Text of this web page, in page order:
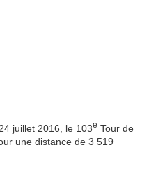
juillet 2016, le 103e Tour de
une distance de 3 519